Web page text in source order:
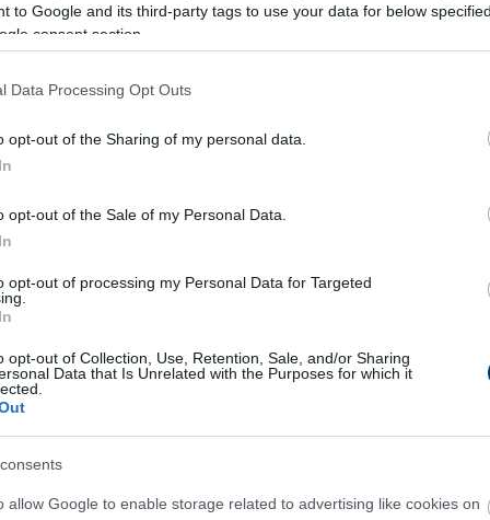
to Google and its third-party tags to use your data for below
consent section.
Data Processing Opt Outs
opt-out of the Sharing of my personal data.
opt-out of the Sale of my Personal Data.
opt-out of processing my Personal Data for Targeted
opt-out of Collection, Use, Retention, Sale, and/or Sharing
Data that Is Unrelated with the Purposes for which it
allow Google to enable storage related to advertising like cookies on
gézlapon, hogy eltávolítsd a zab darabkákat és egy sima
tárolhatod, hogy hidegen igyad.
citrommal, ha szeretnéd.
az anyagcserét és méregteleníteni a szervezetet.
kerülni közvetlenül étkezés után.